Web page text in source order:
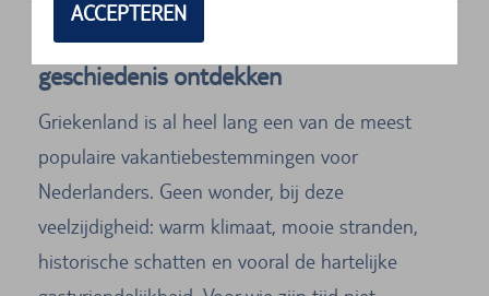
ACCEPTEREN
Auto huren. Griekenland en zijn
geschiedenis ontdekken
Griekenland is al heel lang een van de meest
populaire vakantiebestemmingen voor
Nederlanders. Geen wonder, bij deze
veelzijdigheid: warm klimaat, mooie stranden,
historische schatten en vooral de hartelijke